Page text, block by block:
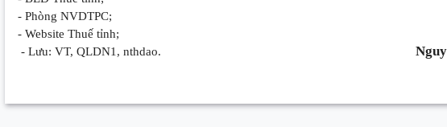
- Phòng NVDTPC;
- Website Thuế tỉnh;
- Lưu: VT, QLDN1, nthdao.